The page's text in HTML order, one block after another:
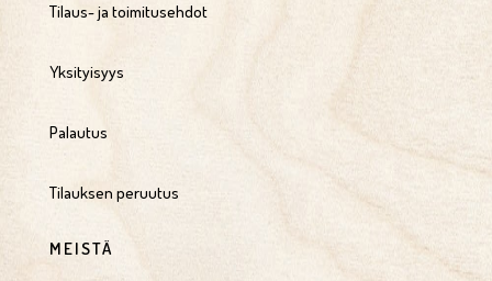
Tilaus- ja toimitusehdot
Yksityisyys
Palautus
Tilauksen peruutus
MEISTÄ